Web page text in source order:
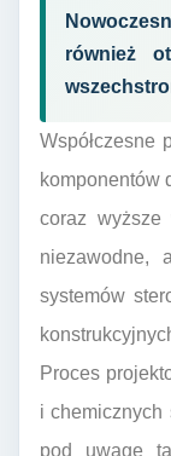
również
Współczesne
komponentów
coraz
niezawodne,
systemów
Proces
i chemicznych
pod uwagę